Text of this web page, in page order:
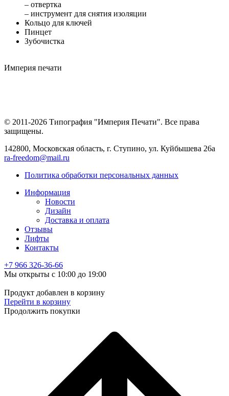
– отвертка
– инструмент для снятия изоляции
Кольцо для ключей
Пинцет
Зубочистка
Империя печати
© 2011-2026 Типография "Империя Печати". Все права
защищены.
142800, Московская область, г. Ступино, ул. Куйбышева 26а
ra-freedom@mail.ru
Политика обработки персональных данных
Информация
Новости
Дизайн
Доставка и оплата
Отзывы
Лифты
Контакты
+7 966 326-36-66
Мы открыты с 10:00 до 19:00
Продукт добавлен в корзину
Перейти в корзину
Продолжить покупки